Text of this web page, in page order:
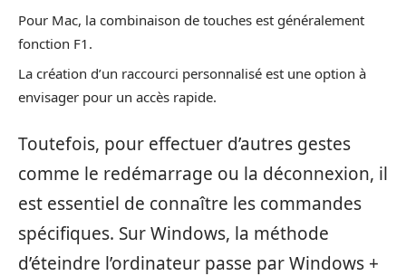
Pour Mac, la combinaison de touches est généralement
fonction F1.
La création d’un raccourci personnalisé est une option à
envisager pour un accès rapide.
Toutefois, pour effectuer d’autres gestes
comme le redémarrage ou la déconnexion, il
est essentiel de connaître les commandes
spécifiques. Sur Windows, la méthode
d’éteindre l’ordinateur passe par Windows +